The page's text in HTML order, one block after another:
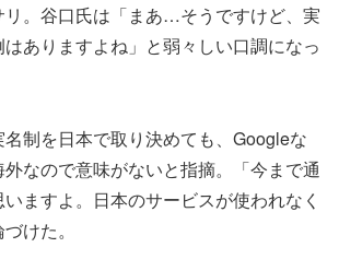
リ。谷口氏は「まあ…そうですけど、実
ありますよね」と弱々しい口調になっ
制を日本で取り決めても、Googleな
なので意味がないと指摘。「今まで通
ますよ。日本のサービスが使われなく
けた。